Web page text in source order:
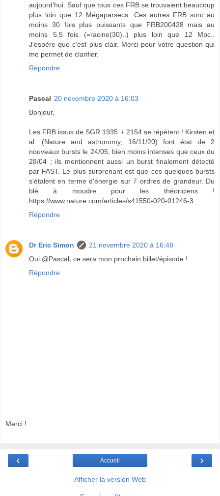
aujourd'hui. Sauf que tous ces FRB se trouvaient beaucoup
plus loin que 12 Mégaparsecs. Ces autres FRB sont au
moins 30 fois plus puissants que FRB200428 mais au
moins 5,5 fois (=racine(30)..) plus loin que 12 Mpc..
J'espère que c'est plus clair. Merci pour votre question qui
me permet de clarifier.
Répondre
Pascal 20 novembre 2020 à 16:03
Bonjour,
Les FRB issus de SGR 1935 + 2154 se répètent ! Kirsten et
al. (Nature and astronomy, 16/11/20) font état de 2
nouveaux bursts le 24/05, bien moins intenses que ceux du
28/04 ; ils mentionnent aussi un burst finalement détecté
par FAST. Le plus surprenant est que ces quelques bursts
s'étalent en terme d'énergie sur 7 ordres de grandeur. Du
blé à moudre pour les théoriciens !
https://www.nature.com/articles/s41550-020-01246-3
Répondre
Dr Eric Simon
21 novembre 2020 à 16:48
Oui @Pascal, ce sera mon prochain billet/épisode !
Répondre
Merci !
‹ ›
Accueil
Afficher la version Web